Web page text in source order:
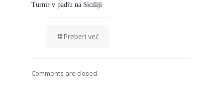
Turnir v padlu na Siciliji
Preberi več
Comments are closed.